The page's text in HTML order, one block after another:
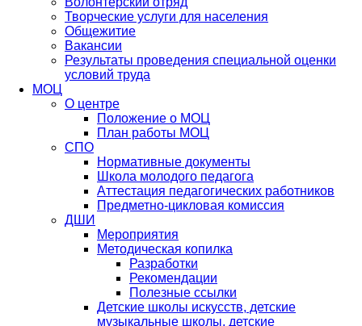
Творческие услуги для населения
Общежитие
Вакансии
Результаты проведения специальной оценки
условий труда
МОЦ
О центре
Положение о МОЦ
План работы МОЦ
СПО
Нормативные документы
Школа молодого педагога
Аттестация педагогических работников
Предметно-цикловая комиссия
ДШИ
Мероприятия
Методическая копилка
Разработки
Рекомендации
Полезные ссылки
Детские школы искусств, детские
музыкальные школы, детские